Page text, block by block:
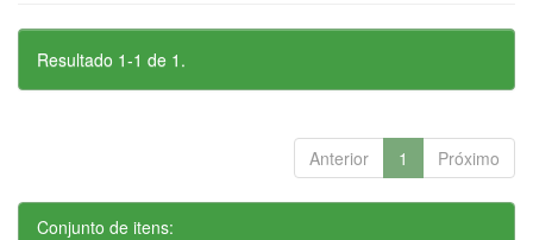
Resultado 1-1 de 1.
Anterior 1 Próximo
Conjunto de itens: